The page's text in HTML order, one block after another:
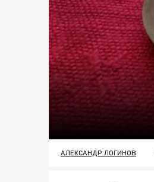
АЛЕКСАНДР ЛОГИНОВ